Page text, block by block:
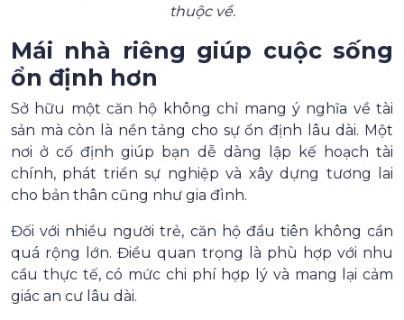
thuộc về.
Mái nhà riêng giúp cuộc sống
ổn định hơn
Sở hữu một căn hộ không chỉ mang ý nghĩa về tài
sản mà còn là nền tảng cho sự ổn định lâu dài. Một
nơi ở cố định giúp bạn dễ dàng lập kế hoạch tài
chính, phát triển sự nghiệp và xây dựng tương lai
cho bản thân cũng như gia đình.
Đối với nhiều người trẻ, căn hộ đầu tiên không cần
quá rộng lớn. Điều quan trọng là phù hợp với nhu
cầu thực tế, có mức chi phí hợp lý và mang lại cảm
giác an cư lâu dài.